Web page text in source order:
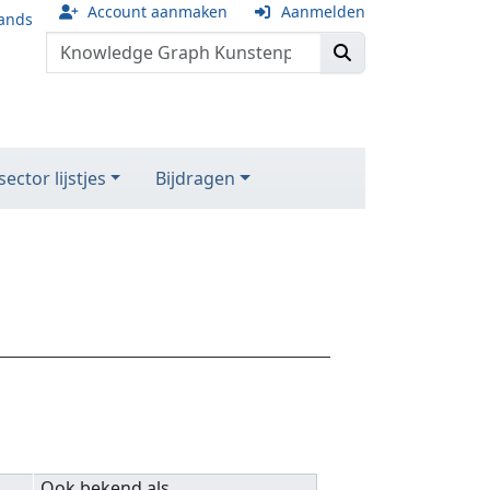
Account aanmaken Aanmelden
lijstjes Bijdragen